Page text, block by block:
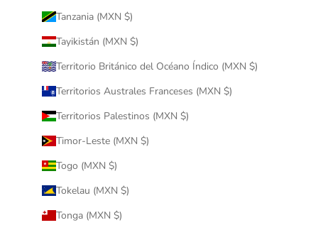
Tanzania (MXN $)
Tayikistán (MXN $)
Territorio Británico del Océano Índico (MXN $)
Territorios Australes Franceses (MXN $)
Territorios Palestinos (MXN $)
Timor-Leste (MXN $)
Togo (MXN $)
Tokelau (MXN $)
Tonga (MXN $)